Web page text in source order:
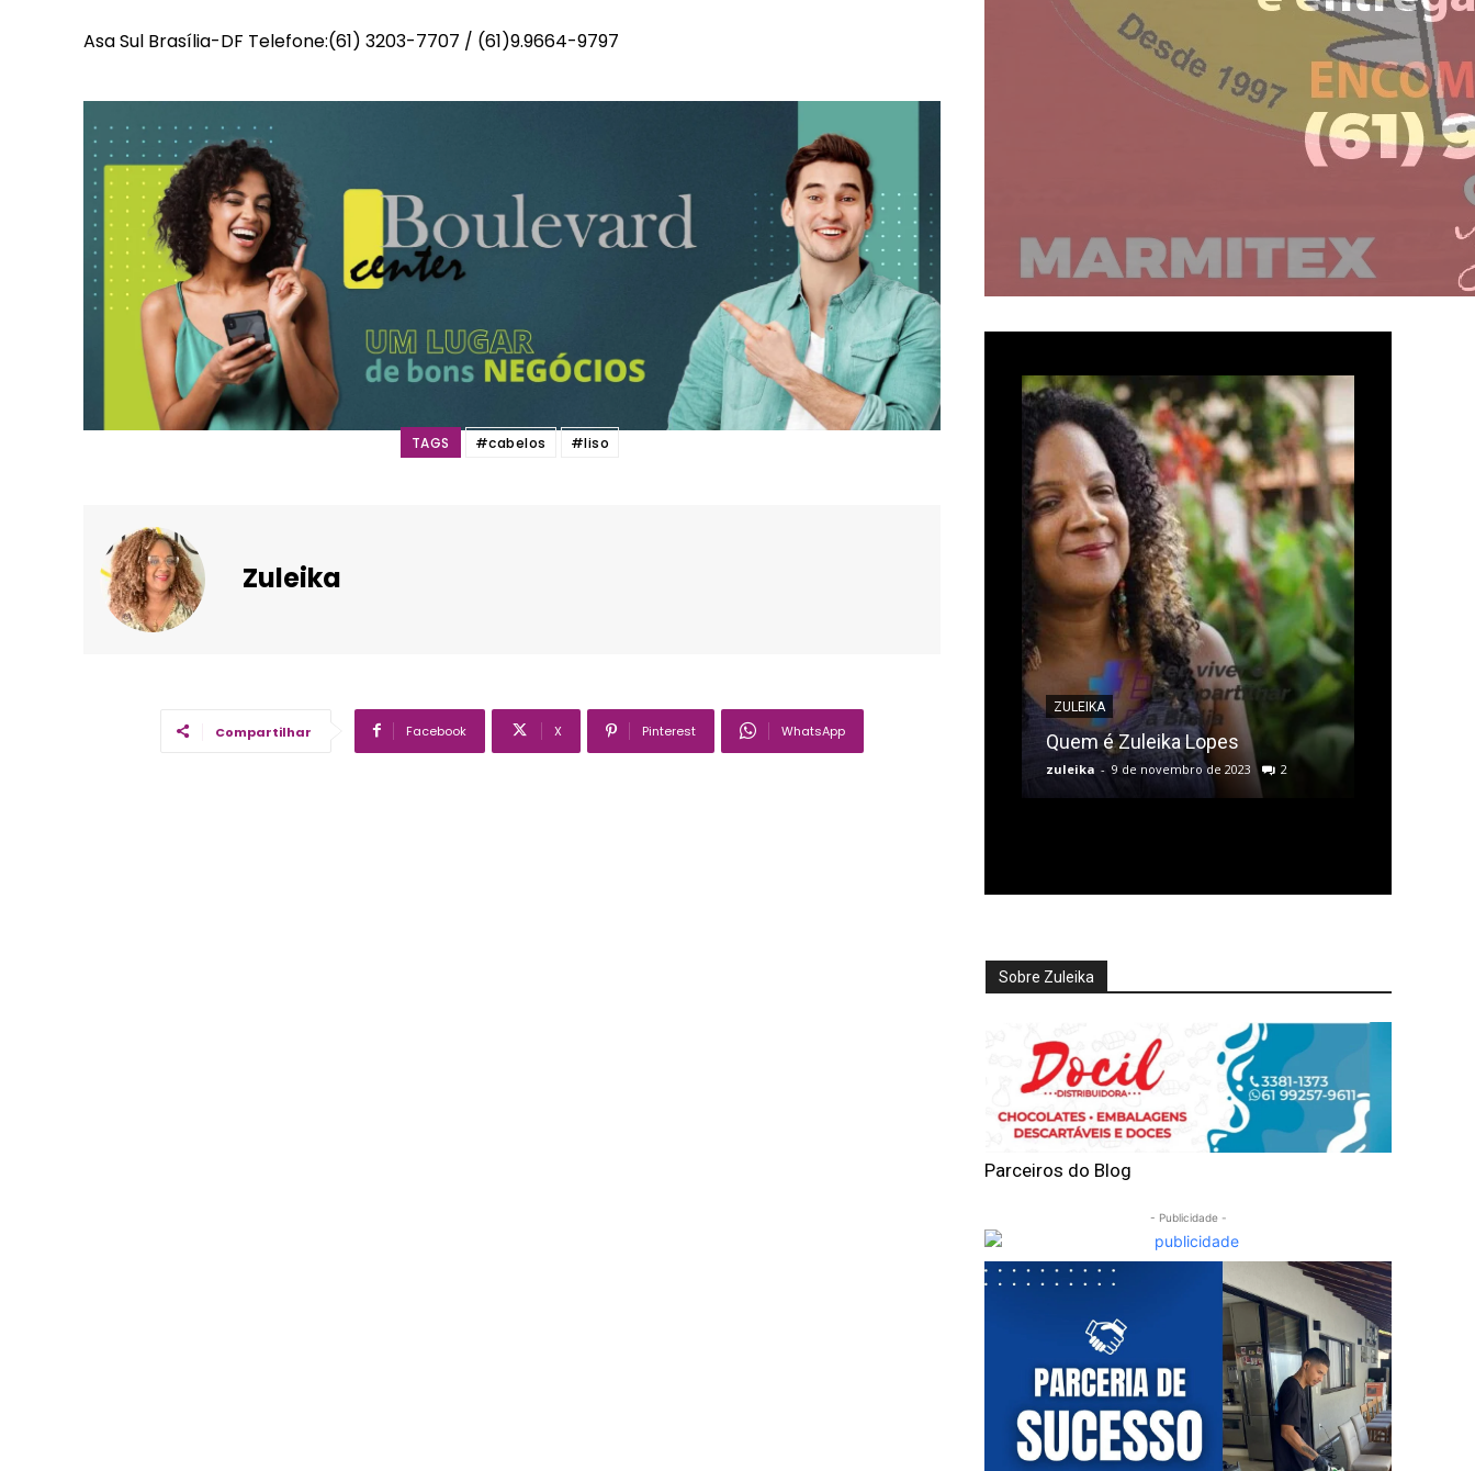
Etiam est nibh, lobortis sit
Orci varius natoque dolor
Donec quis est ac felis
Orci varius natoque dolor
Asa Sul Brasília-DF Telefone:(61) 3203-7707 / (61)9.9664-9797
TAGS #cabelos #liso
Zuleika
Compartilhar Facebook X Pinterest WhatsApp
ZULEIKA
Quem é Zuleika Lopes
zuleika - 9 de novembro de 2023 2
Sobre Zuleika
Parceiros do Blog
- Publicidade -